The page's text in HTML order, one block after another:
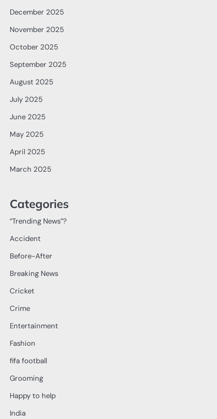
December 2025
November 2025
October 2025
September 2025
August 2025
July 2025
June 2025
May 2025
April 2025
March 2025
Categories
“Trending News”?
Accident
Before-After
Breaking News
Cricket
Crime
Entertainment
Fashion
fifa football
Grooming
Happy to help
India